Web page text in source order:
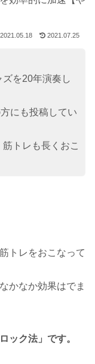
2021.05.18 2021.07.25
を20年演奏し
にも投稿してい
トレも長くおこ
トレをおこなって
かなか効果はでま
ック法」です。